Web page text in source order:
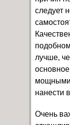
следует
лучше,
мощными
нанести
Очень